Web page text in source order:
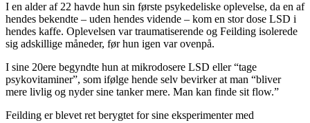
I en alder af 22 havde hun sin første psykedeliske oplevelse, da en af
hendes bekendte – uden hendes vidende – kom en stor dose LSD i
hendes kaffe. Oplevelsen var traumatiserende og Feilding isolerede
sig adskillige måneder, før hun igen var ovenpå.
I sine 20ere begyndte hun at mikrodosere LSD eller “tage
psykovitaminer”, som ifølge hende selv bevirker at man “bliver
mere livlig og nyder sine tanker mere. Man kan finde sit flow.”
Feilding er blevet ret berygtet for sine eksperimenter med